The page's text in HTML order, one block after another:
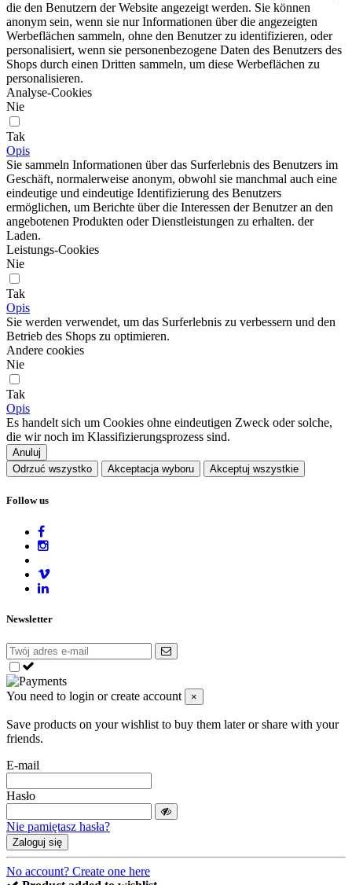
die den Benutzern der Website angezeigt werden. Sie können
anonym sein, wenn sie nur Informationen über die angezeigten
Werbeflächen sammeln, ohne den Benutzer zu identifizieren, oder
personalisiert, wenn sie personenbezogene Daten des Benutzers des
Shops durch einen Dritten sammeln, um diese Werbeflächen zu
personalisieren.
Analyse-Cookies
Nie
Tak
Opis
Sie sammeln Informationen über das Surferlebnis des Benutzers im
Geschäft, normalerweise anonym, obwohl sie manchmal auch eine
eindeutige und eindeutige Identifizierung des Benutzers
ermöglichen, um Berichte über die Interessen der Benutzer an den
angebotenen Produkten oder Dienstleistungen zu erhalten. der
Laden.
Leistungs-Cookies
Nie
Tak
Opis
Sie werden verwendet, um das Surferlebnis zu verbessern und den
Betrieb des Shops zu optimieren.
Andere cookies
Nie
Tak
Opis
Es handelt sich um Cookies ohne eindeutigen Zweck oder solche,
die wir noch im Klassifizierungsprozess sind.
Anuluj
Odrzuć wszystko
Akceptacja wyboru Akceptuj wszystkie
Follow us
Newsletter
You need to login or create account ×
Save products on your wishlist to buy them later or share with your
friends.
E-mail
Hasło
Nie pamiętasz hasła?
Zaloguj się
No account? Create one here